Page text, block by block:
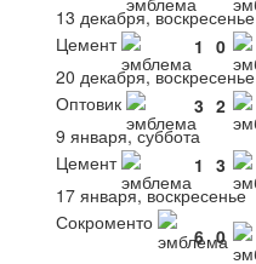
13 декабря, воскресенье
Цемент
1 0
20 декабря, воскресенье
Оптовик
3 2
9 января, суббота
Цемент
1 3
17 января, воскресенье
Сокроменто
6 0